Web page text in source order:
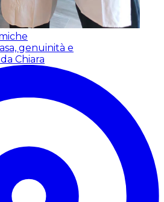
genuinità e
Chiara